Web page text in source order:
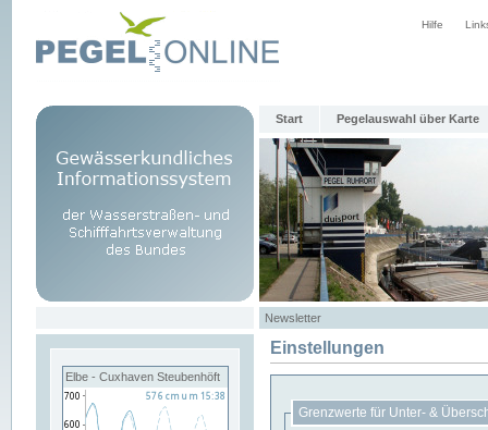
Hilfe
Start Pegelauswahl über Karte
Newsletter
Elbe - Cuxhaven Steubenhöft
Einstellungen
Grenzwerte für Unter- &